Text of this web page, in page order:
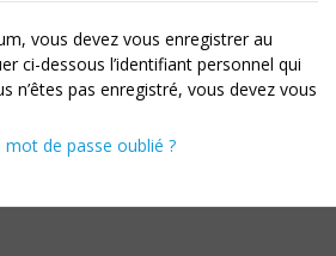
vous devez vous enregistrer au
ci-dessous l’identifiant personnel qui
n’êtes pas enregistré, vous devez vous
mot de passe oublié ?